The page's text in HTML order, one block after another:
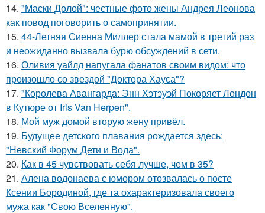
14. "Маски Долой": честные фото жены Андрея Леонова
как повод поговорить о самопринятии.
15. 44-Летняя Сиенна Миллер стала мамой в третий раз
и неожиданно вызвала бурю обсуждений в сети.
16. Оливия уайлд напугала фанатов своим видом: что
произошло со звездой "Доктора Хауса"?
17. "Королева Авангарда: Энн Хэтэуэй Покоряет Лондон
в Кутюре от Iris Van Herpen".
18. Мой муж домой вторую жену привёл.
19. Будущее детского плавания рождается здесь:
"Невский Форум Дети и Вода".
20. Как в 45 чувствовать себя лучше, чем в 35?
21. Алена водонаева с юмором отозвалась о посте
Ксении Бородиной, где та охарактеризовала своего
мужа как "Свою Вселенную".